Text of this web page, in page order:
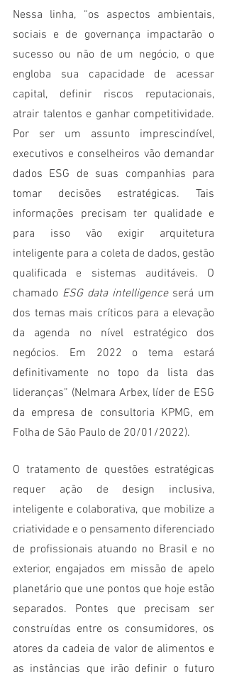
Nessa linha, “os aspectos ambientais,
sociais e de governança impactarão o
sucesso ou não de um negócio, o que
engloba sua capacidade de acessar
capital, definir riscos reputacionais,
atrair talentos e ganhar competitividade.
Por ser um assunto imprescindível,
executivos e conselheiros vão demandar
dados ESG de suas companhias para
tomar decisões estratégicas. Tais
informações precisam ter qualidade e
para isso vão exigir arquitetura
inteligente para a coleta de dados, gestão
qualificada e sistemas auditáveis. O
chamado ESG data intelligence será um
dos temas mais críticos para a elevação
da agenda no nível estratégico dos
negócios. Em 2022 o tema estará
definitivamente no topo da lista das
lideranças” (Nelmara Arbex, líder de ESG
da empresa de consultoria KPMG, em
Folha de São Paulo de 20/01/2022).
O tratamento de questões estratégicas
requer ação de design inclusiva,
inteligente e colaborativa, que mobilize a
criatividade e o pensamento diferenciado
de profissionais atuando no Brasil e no
exterior, engajados em missão de apelo
planetário que une pontos que hoje estão
separados. Pontes que precisam ser
construídas entre os consumidores, os
atores da cadeia de valor de alimentos e
as instâncias que irão definir o futuro